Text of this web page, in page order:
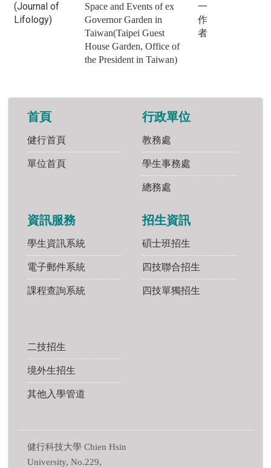
(Journal of
Lifology)
Space and Events of ex
Governor Garden in
Taiwan(Taipei Guest
House Garden, Office of
the President in Taiwan)
一
作
者
首頁
健行首頁
單位首頁
行政單位
教務處
學生事務處
總務處
資訊服務
學生資訊系統
電子郵件系統
課程查詢系統
招生資訊
碩士班招生
四技聯合招生
四技單獨招生
二技招生
境外生招生
其他入學管道
健行科技大學 Chien Hsin
University, No.229,